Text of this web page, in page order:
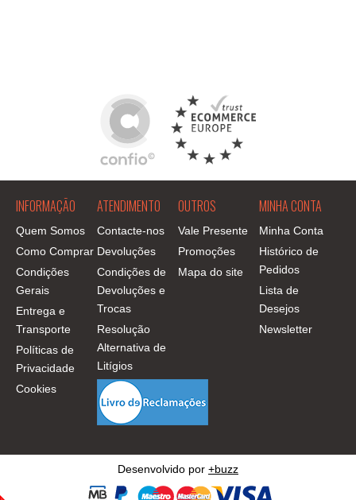
INFORMAÇÃO
Quem Somos
Como Comprar
Condições
Gerais
Entrega e
Transporte
Políticas de
Privacidade
Cookies
ATENDIMENTO
Contacte-nos
Devoluções
Condições de
Devoluções e
Trocas
Resolução
Alternativa de
Litígios
OUTROS
Vale Presente
Promoções
Mapa do site
MINHA CONTA
Minha Conta
Histórico de
Pedidos
Lista de
Desejos
Newsletter
Desenvolvido por +buzz